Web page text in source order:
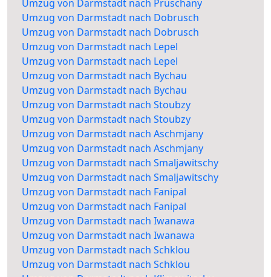
Umzug von Darmstadt nach Pruschany
Umzug von Darmstadt nach Dobrusch
Umzug von Darmstadt nach Dobrusch
Umzug von Darmstadt nach Lepel
Umzug von Darmstadt nach Lepel
Umzug von Darmstadt nach Bychau
Umzug von Darmstadt nach Bychau
Umzug von Darmstadt nach Stoubzy
Umzug von Darmstadt nach Stoubzy
Umzug von Darmstadt nach Aschmjany
Umzug von Darmstadt nach Aschmjany
Umzug von Darmstadt nach Smaljawitschy
Umzug von Darmstadt nach Smaljawitschy
Umzug von Darmstadt nach Fanipal
Umzug von Darmstadt nach Fanipal
Umzug von Darmstadt nach Iwanawa
Umzug von Darmstadt nach Iwanawa
Umzug von Darmstadt nach Schklou
Umzug von Darmstadt nach Schklou